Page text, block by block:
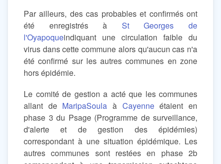
Par ailleurs, des cas probables et confirmés ont
été enregistrés à St Georges de
l'Oyapoqueindiquant une circulation faible du
virus dans cette commune alors qu'aucun cas n'a
été confirmé sur les autres communes en zone
hors épidémie.
Le comité de gestion a acté que les communes
allant de MaripaSoula à Cayenneétaient en
phase 3 du Psage (Programme de surveillance,
d'alerte et de gestion des épidémies)
correspondant à une situation épidémique. Les
autres communes sont restées en phase 2b